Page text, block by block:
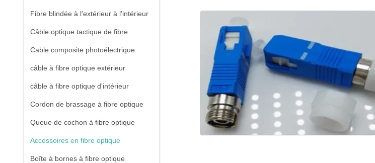
Fibre blindée à l'extérieur à l'intérieur
Câble optique tactique de fibre
Cable composite photoélectrique
câble à fibre optique extérieur
câble à fibre optique d'intérieur
Cordon de brassage à fibre optique
Queue de cochon à fibre optique
Accessoires en fibre optique
Boîte à bornes à fibre optique